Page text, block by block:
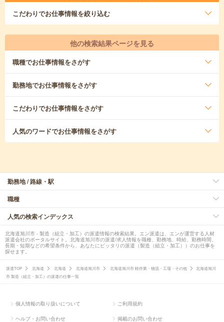
こだわりでお仕事情報を絞り込む
他の検索結果ページを見る
職種でお仕事情報をさがす
勤務地でお仕事情報をさがす
こだわりでお仕事情報をさがす
人気のワードでお仕事情報をさがす
勤務地 / 路線・駅
職種
人気の検索インデックス
北海道旭川市 - 製造（組立・加工）の派遣情報の検索結果。エン派遣は、エンが運営する人材
派遣会社のポータルサイト。北海道旭川市の派遣/求人情報を職種、勤務地、時給、勤務時間、
長期・短期などの希望条件から、あなたにピッタリの派遣（製造（組立・加工））のお仕事を
探せます。
派遣TOP 北海道 北海道 北海道旭川市 北海道旭川市 軽作業・物流・工場・その他
北海道旭川
市 製造（組立・加工）の派遣の仕事一覧
個人情報の取り扱いについて ご利用規約
ヘルプ・お問い合わせ 掲載のお問い合わせ